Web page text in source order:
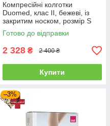
Компресійні колготки
Duomed, клас II, бежеві, із
закритим носком, розмір S
(V210012000)
Готово до відправки
2 328 ₴ 2 400 ₴
Купити
–3%